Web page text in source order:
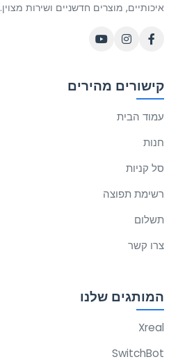
איכותיים, מוצרים חדשניים ושירות מצוין.
קישורים מהירים
עמוד הבית
חנות
סל קניות
רשימת תפוצה
תשלום
צרו קשר
המותגים שלנו
Xreal
SwitchBot